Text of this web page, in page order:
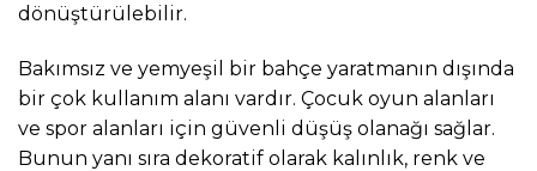
dönüştürülebilir.
Bakımsız ve yemyeşil bir bahçe yaratmanın dışında
bir çok kullanım alanı vardır. Çocuk oyun alanları
ve spor alanları için güvenli düşüş olanağı sağlar.
Bunun yanı sıra dekoratif olarak kalınlık, renk ve